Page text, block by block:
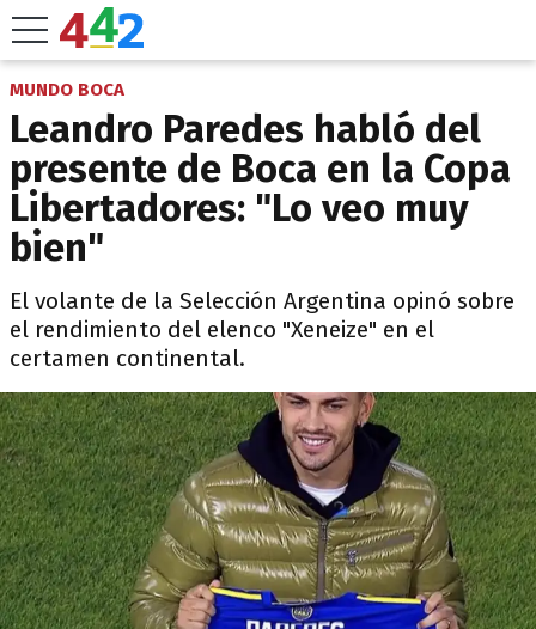
MUNDO BOCA
Leandro Paredes habló del
presente de Boca en la Copa
Libertadores: "Lo veo muy
bien"
El volante de la Selección Argentina opinó sobre
el rendimiento del elenco "Xeneize" en el
certamen continental.